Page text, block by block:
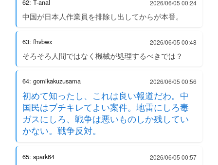
62: T-anal 2026/06/05 00:24
中国が日本人作業員を排除し出してからが本番。
63: fhvbwx 2026/06/05 00:48
そろそろ人間ではなく機械が処理するべきでは？
64: gomikakuzusama 2026/06/05 00:56
初めて知ったし、これは良い報道だわ。中
国民はブチキレてよい案件。地雷にしろ毒
ガスにしろ、戦争は悪いものしか残してい
かない。戦争反対。
65: spark64 2026/06/05 00:57